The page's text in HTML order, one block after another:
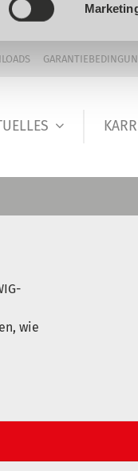
wie